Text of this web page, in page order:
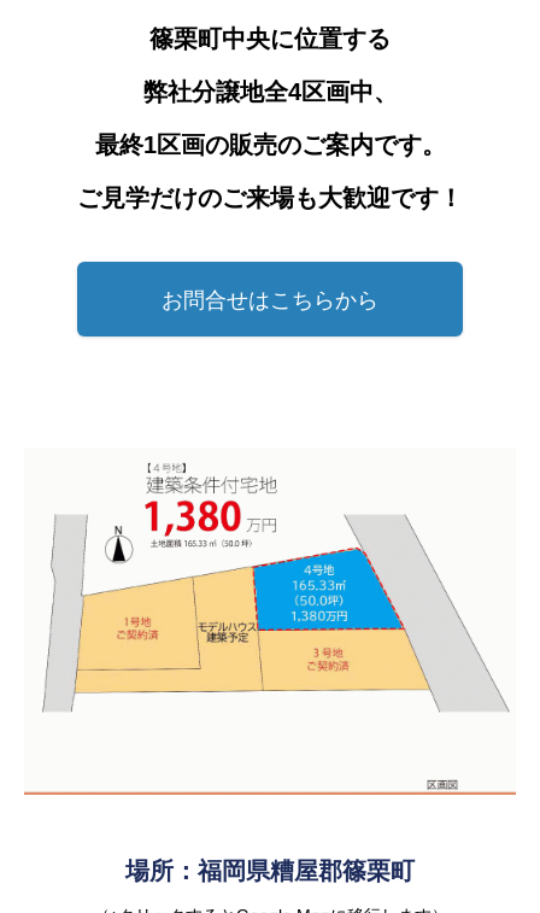
篠栗町中央に位置する
弊社分譲地全4区画中、
最終1区画の販売のご案内です。
ご見学だけのご来場も大歓迎です！
お問合せはこちらから
場所：福岡県糟屋郡篠栗町